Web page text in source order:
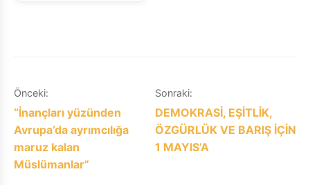
Yazı
gezinmesi
Önceki:
“İnançları yüzünden
Avrupa’da ayrımcılığa
maruz kalan
Müslümanlar”
Sonraki:
DEMOKRASİ, EŞİTLİK,
ÖZGÜRLÜK VE BARIŞ İÇİN
1 MAYIS’A